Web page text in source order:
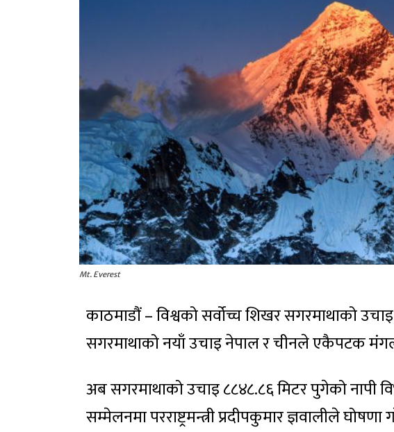
Mt. Everest
काठमाडौं – विश्वको सर्वोच्च शिखर सगरमाथाको
सगरमाथाको नयाँ उचाइ नेपाल र चीनले एकैपटक
अब सगरमाथाको उचाइ ८८४८.८६ मिटर पुगेको नापी
सम्मेलनमा परराष्ट्रमन्त्री प्रदीपकुमार ज्ञवालीले घोषणा